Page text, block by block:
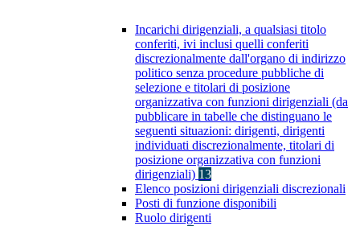
Incarichi dirigenziali, a qualsiasi titolo
conferiti, ivi inclusi quelli conferiti
discrezionalmente dall'organo di indirizzo
politico senza procedure pubbliche di
selezione e titolari di posizione
organizzativa con funzioni dirigenziali (da
pubblicare in tabelle che distinguano le
seguenti situazioni: dirigenti, dirigenti
individuati discrezionalmente, titolari di
posizione organizzativa con funzioni
dirigenziali) 13
Elenco posizioni dirigenziali discrezionali
Posti di funzione disponibili
Ruolo dirigenti